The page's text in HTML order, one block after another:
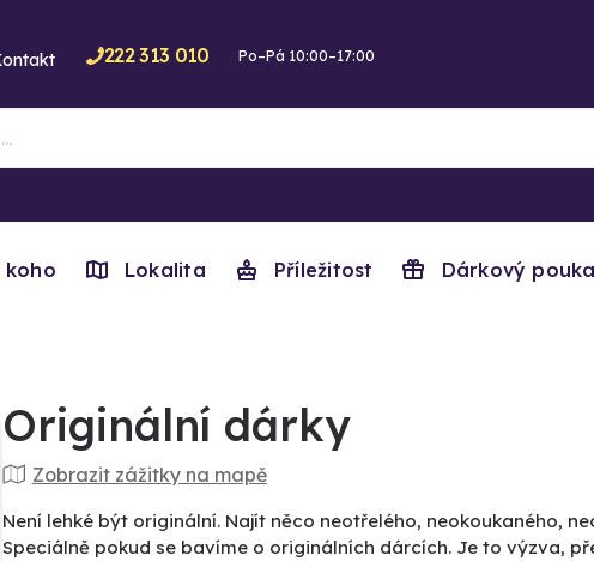
222 313 010 Po–Pá 10:00–17:00
koho Lokalita Příležitost Dárkový
Originální dárky
Zobrazit zážitky na mapě
Není lehké být originální. Najít něco neotřelého, neokoukaného,
Speciálně pokud se bavíme o originálních dárcích. Je to výzva,